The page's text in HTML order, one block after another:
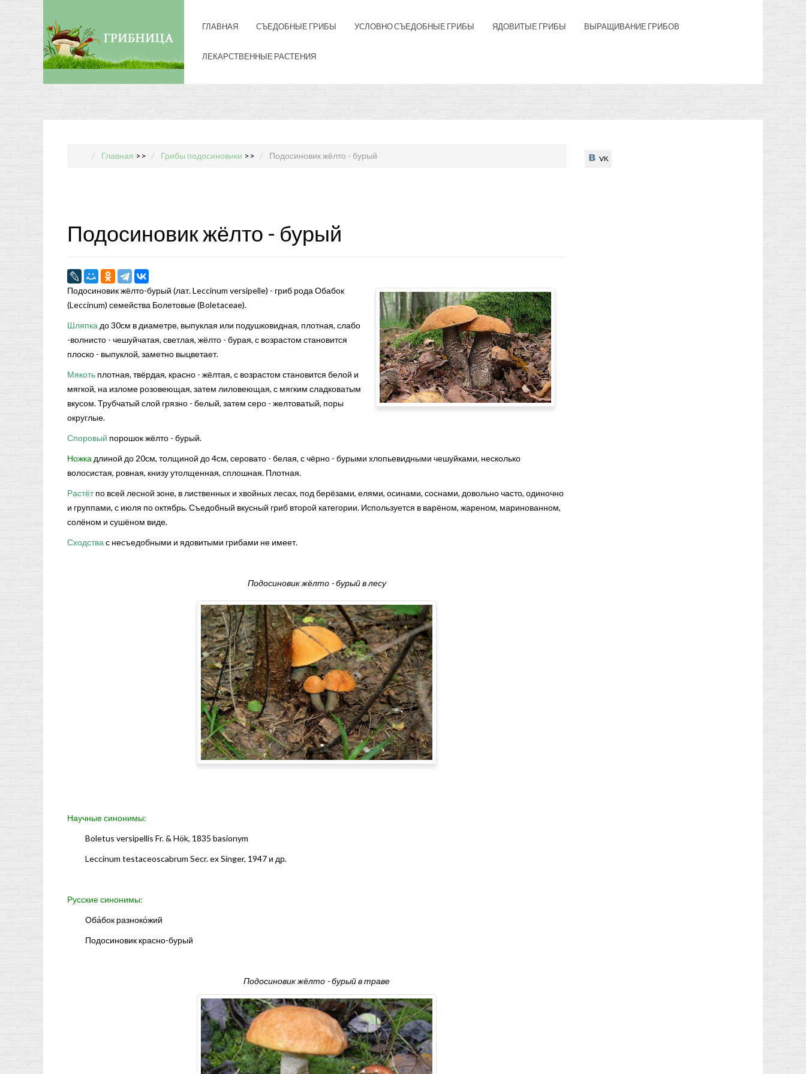
ГЛАВНАЯ СЪЕДОБНЫЕ ГРИБЫ УСЛОВНО СЪЕДОБНЫЕ ГРИБЫ ЯДОВИТЫЕ ГРИБЫ ВЫРАЩИВАНИЕ ГРИБОВ
ЛЕКАРСТВЕННЫЕ РАСТЕНИЯ
Главная >> Грибы подосиновики >> Подосиновик жёлто - бурый
Подосиновик жёлто - бурый
Подосиновик жёлто-бурый (лат. Leccinum versipelle) - гриб рода Обабок
(Leccinum) семейства Болетовые (Boletaceae).
Шляпка до 30см в диаметре, выпуклая или подушковидная, плотная, слабо
-волнисто - чешуйчатая, светлая, жёлто - бурая, с возрастом становится
плоско - выпуклой, заметно выцветает.
Мякоть плотная, твёрдая, красно - жёлтая, с возрастом становится белой и
мягкой, на изломе розовеющая, затем лиловеющая, с мягким сладковатым
вкусом. Трубчатый слой грязно - белый, затем серо - желтоватый, поры
округлые.
Споровый порошок жёлто - бурый.
Ножка длиной до 20см, толщиной до 4см, серовато - белая, с чёрно - бурыми хлопьевидными чешуйками, несколько
волосистая, ровная, книзу утолщенная, сплошная. Плотная.
Растётпо всей лесной зоне, в лиственных и хвойных лесах, под берёзами, елями, осинами, соснами, довольно часто, одиночно
и группами, с июля по октябрь. Съедобный вкусный гриб второй категории. Используется в варёном, жареном, маринованном,
солёном и сушёном виде.
Сходства с несъедобными и ядовитыми грибами не имеет.
Подосиновик жёлто - бурый в лесу
Научные синонимы:
Boletus versipellis Fr. & Hök, 1835 basionym
Leccinum testaceoscabrum Secr. ex Singer, 1947 и др.
Русские синонимы:
Оба́бок разноко́жий
Подосиновик красно-бурый
Подосиновик жёлто - бурый в траве
VK
VK